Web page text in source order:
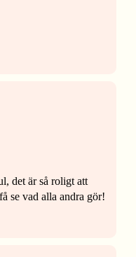
det är så roligt att
se vad alla andra gör!